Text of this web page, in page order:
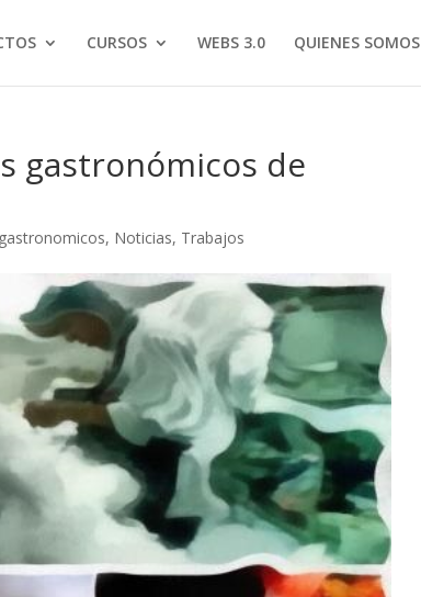
CURSOS WEBS 3.0 QUIENES SOMOS
gastronómicos de
, Noticias, Trabajos